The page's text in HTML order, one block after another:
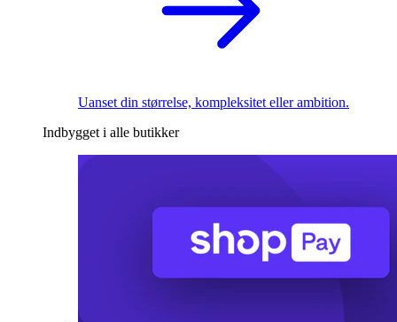
Uanset din størrelse, kompleksitet eller ambition.
Indbygget i alle butikker